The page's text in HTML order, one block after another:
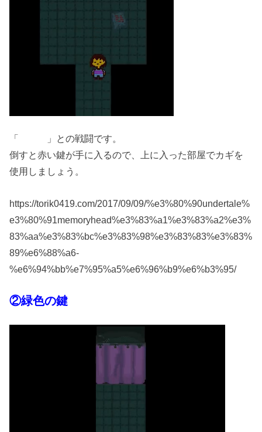
「 」との戦闘です。
倒すと赤い鍵が手に入るので、上に入った部屋でカギを
使用しましょう。
https://torik0419.com/2017/09/09/%e3%80%90undertale%
e3%80%91memoryhead%e3%83%a1%e3%83%a2%e3%
83%aa%e3%83%bc%e3%83%98%e3%83%83%e3%83%
89%e6%88%a6-
%e6%94%bb%e7%95%a5%e6%96%b9%e6%b3%95/
②緑色の鍵